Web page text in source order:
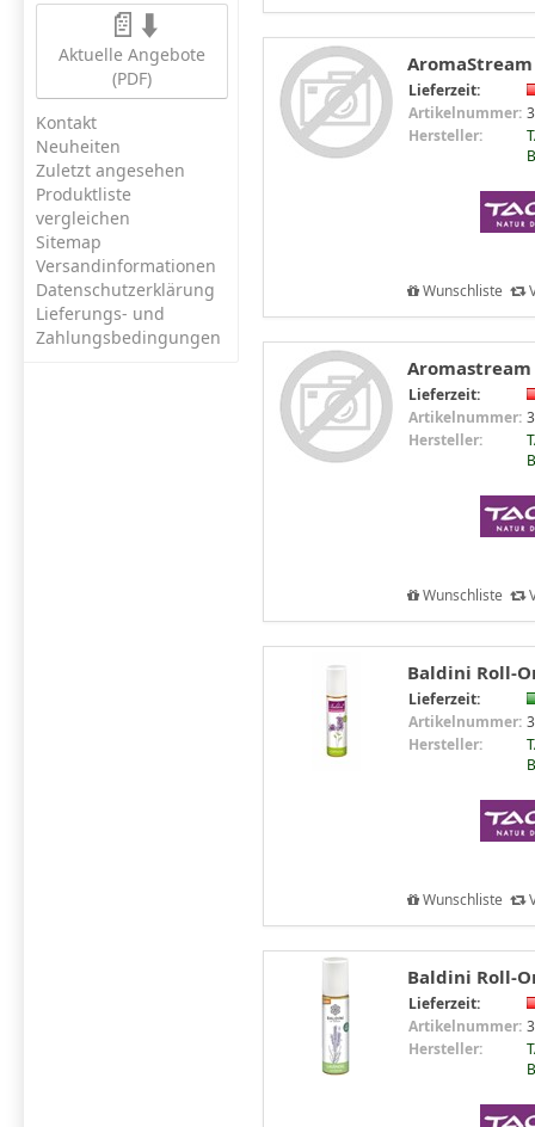
📄⬇️
Aktuelle Angebote
(PDF)
Kontakt
Neuheiten
Zuletzt angesehen
Produktliste
vergleichen
Sitemap
Versandinformationen
Datenschutzerklärung
Lieferungs- und
Zahlungsbedingungen
Lieferzeit:
Artikelnummer:
Hersteller:
Wunschliste
Lieferzeit:
Artikelnummer:
Hersteller:
Wunschliste
Baldini Roll-
Lieferzeit:
Artikelnummer:
Hersteller:
Wunschliste
Baldini Roll-
Lieferzeit:
Artikelnummer:
Hersteller: